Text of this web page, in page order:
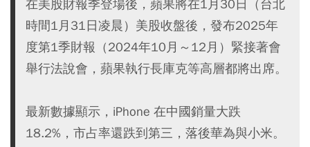
在美股財報季登場後，蘋果將在1月30日（台北
時間1月31日凌晨）美股收盤後，發布2025年
度第1季財報（2024年10月～12月）緊接著會
舉行法說會，蘋果執行長庫克等高層都將出席。
最新數據顯示，iPhone 在中國銷量大跌
18.2%，市占率還跌到第三，落後華為與小米。